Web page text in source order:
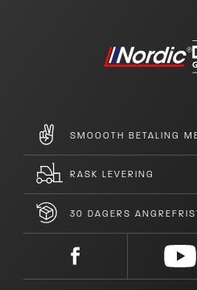
SMOOOTH BETALING
RASK LEVERING
30 DAGERS